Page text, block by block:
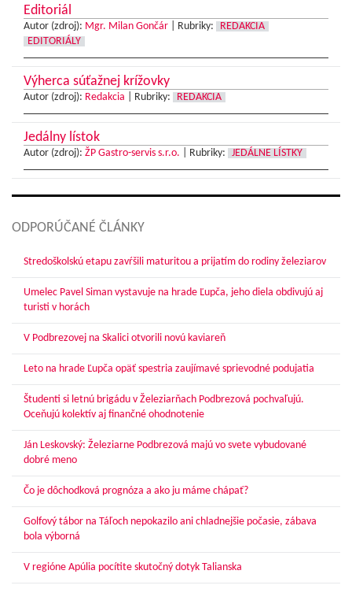
Editoriál
Autor (zdroj): Mgr. Milan Gončár Rubriky:
REDAKCIA
EDITORIÁLY
Výherca súťažnej krížovky
Autor (zdroj): Redakcia Rubriky: REDAKCIA
Jedálny lístok
Autor (zdroj): ŽP Gastro-servis s.r.o. Rubriky: JEDÁLNE LÍSTKY
ODPORÚČANÉ ČLÁNKY
Stredoškolskú etapu zavŕšili maturitou a prijatím do rodiny železiarov
Umelec Pavel Siman vystavuje na hrade Ľupča, jeho diela obdivujú aj
turisti v horách
V Podbrezovej na Skalici otvorili novú kaviareň
Leto na hrade Ľupča opäť spestria zaujímavé sprievodné podujatia
Študenti si letnú brigádu v Železiarňach Podbrezová pochvaľujú.
Oceňujú kolektív aj finančné ohodnotenie
Ján Leskovský: Železiarne Podbrezová majú vo svete vybudované
dobré meno
Čo je dôchodková prognóza a ako ju máme chápať?
Golfový tábor na Táľoch nepokazilo ani chladnejšie počasie, zábava
bola výborná
V regióne Apúlia pocítite skutočný dotyk Talianska